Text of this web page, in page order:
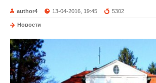
author4 13-04-2016, 19:45 5302
Новости